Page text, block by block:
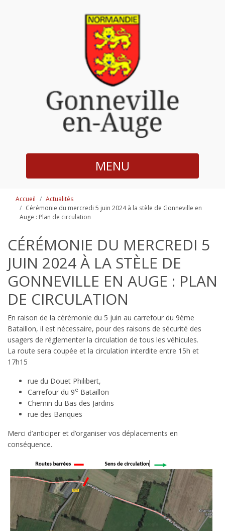
MENU
Accueil
Actualités
Cérémonie du mercredi 5 juin 2024 à la stèle de Gonneville en
Auge : Plan de circulation
CÉRÉMONIE DU MERCREDI 5
JUIN 2024 À LA STÈLE DE
GONNEVILLE EN AUGE : PLAN
DE CIRCULATION
En raison de la cérémonie du 5 juin au carrefour du 9ème
Bataillon, il est nécessaire, pour des raisons de sécurité des
usagers de réglementer la circulation de tous les véhicules.
La route sera coupée et la circulation interdite entre 15h et
17h15
rue du Douet Philibert,
Carrefour du 9e Bataillon
Chemin du Bas des Jardins
rue des Banques
Merci d’anticiper et d’organiser vos déplacements en
conséquence.